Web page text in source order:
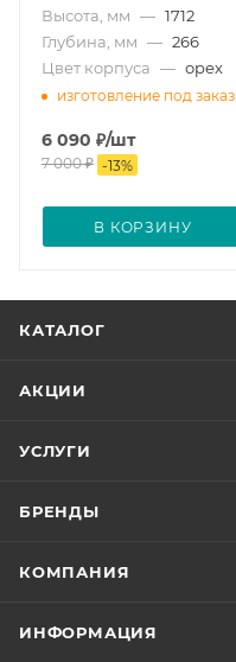
Высота, мм — 1712
Глубина, мм — 266
Цвет корпуса — орех
изготовление под заказ
6 090 ₽/шт
7 000₽ -13%
В КОРЗИНУ
КАТАЛОГ
АКЦИИ
УСЛУГИ
БРЕНДЫ
КОМПАНИЯ
ИНФОРМАЦИЯ